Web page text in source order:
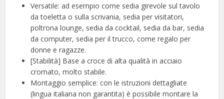
Versatile: ad esempio come sedia girevole sul tavolo
da toeletta o sulla scrivania, sedia per visitatori,
poltrona lounge, sedia da cocktail, sedia da bar, sedia
da computer, sedia per il trucco, come regalo per
donne e ragazze.
[Stabilità] Base a croce di alta qualità in acciaio
cromato, molto stabile.
Montaggio semplice: con le istruzioni dettagliate
(lingua italiana non garantita) è possibile montare la